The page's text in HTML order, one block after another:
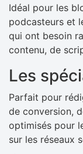
Idéal pour les
podcasteurs et
qui ont besoin
contenu, de
Les
Parfait pour
de conversion,
optimisés pour
sur les réseaux